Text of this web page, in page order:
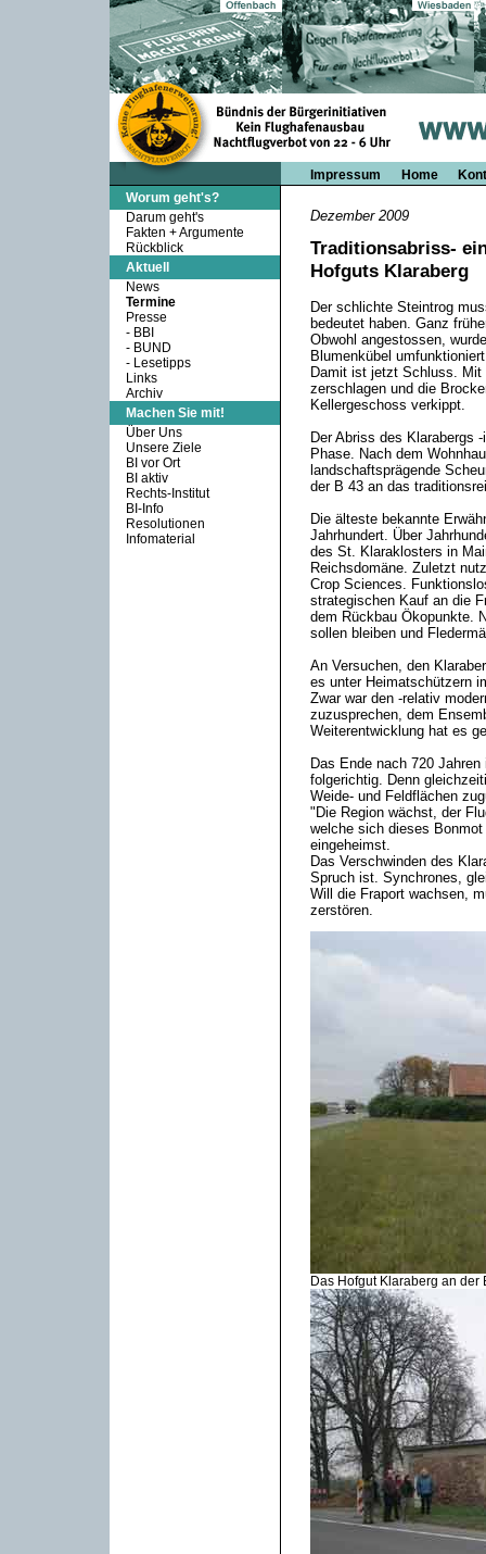
Impressum Home
Worum geht's?
Darum geht's
Fakten + Argumente
Rückblick
Aktuell
News
Termine
Presse
- BBI
- BUND
- Lesetipps
Links
Archiv
Machen Sie mit!
Über Uns
Unsere Ziele
BI vor Ort
BI aktiv
Rechts-Institut
BI-Info
Resolutionen
Infomaterial
Dezember 2009
Traditionsabriss-
Hofguts Klaraberg
Der schlichte Steintrog
bedeutet haben. Ganz
Obwohl angestossen,
Blumenkübel
Damit ist jetzt Schluss. Mit
zerschlagen und die
Kellergeschoss verkippt.
Der Abriss des Klarabergs
Phase. Nach dem
landschaftsprägende
der B 43 an das
Die älteste bekannte
Jahrhundert. Über
des St. Klaraklosters in
Reichsdomäne. Zuletzt
Crop Sciences.
strategischen Kauf an die
dem Rückbau Ökopunkte.
sollen bleiben und
An Versuchen, den
es unter Heimatschützern
Zwar war den -relativ
zuzusprechen, dem
Weiterentwicklung hat es
Das Ende nach 720
folgerichtig. Denn
Weide- und Feldflächen
"Die Region wächst, der
welche sich dieses
eingeheimst.
Das Verschwinden des
Spruch ist. Synchrones,
Will die Fraport wachsen,
zerstören.
Das Hofgut Klaraberg an der